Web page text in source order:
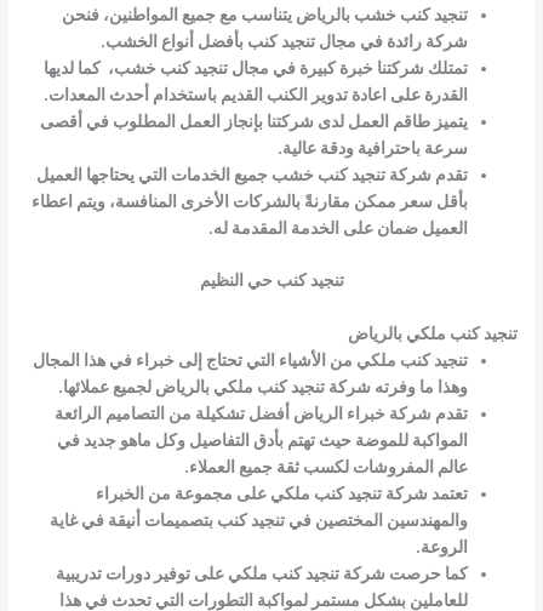
تنجيد كنب خشب بالرياض يتناسب مع جميع المواطنين، فنحن
شركة رائدة في مجال تنجيد كنب بأفضل أنواع الخشب.
تمتلك شركتنا خبرة كبيرة في مجال تنجيد كنب خشب، كما لديها
القدرة على اعادة تدوير الكنب القديم باستخدام أحدث المعدات.
يتميز طاقم العمل لدى شركتنا بإنجاز العمل المطلوب في أقصى
سرعة باحترافية ودقة عالية.
تقدم شركة تنجيد كنب خشب جميع الخدمات التي يحتاجها العميل
بأقل سعر ممكن مقارنةً بالشركات الأخرى المنافسة، ويتم اعطاء
العميل ضمان على الخدمة المقدمة له.
تنجيد كنب حي النظيم
تنجيد كنب ملكي بالرياض
تنجيد كنب ملكي من الأشياء التي تحتاج إلى خبراء في هذا المجال
وهذا ما وفرته شركة تنجيد كنب ملكي بالرياض لجميع عملائها.
تقدم شركة خبراء الرياض أفضل تشكيلة من التصاميم الرائعة
المواكبة للموضة حيث تهتم بأدق التفاصيل وكل ماهو جديد في
عالم المفروشات لكسب ثقة جميع العملاء.
تعتمد شركة تنجيد كنب ملكي على مجموعة من الخبراء
والمهندسين المختصين في تنجيد كنب بتصميمات أنيقة في غاية
الروعة.
كما حرصت شركة تنجيد كنب ملكي على توفير دورات تدريبية
للعاملين بشكل مستمر لمواكبة التطورات التي تحدث في هذا